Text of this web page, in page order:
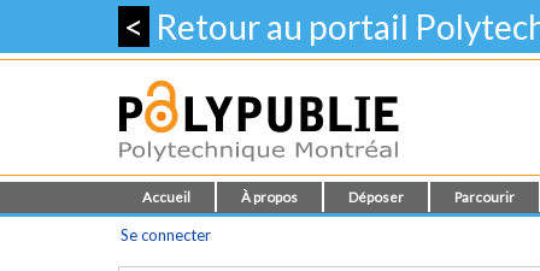
< Retour au portail
Accueil À propos Déposer Parcourir
Se connecter